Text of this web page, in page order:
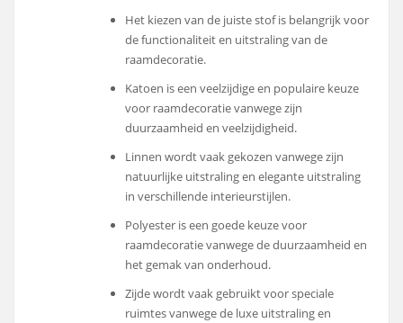
Het kiezen van de juiste stof is belangrijk voor
de functionaliteit en uitstraling van de
raamdecoratie.
Katoen is een veelzijdige en populaire keuze
voor raamdecoratie vanwege zijn
duurzaamheid en veelzijdigheid.
Linnen wordt vaak gekozen vanwege zijn
natuurlijke uitstraling en elegante uitstraling
in verschillende interieurstijlen.
Polyester is een goede keuze voor
raamdecoratie vanwege de duurzaamheid en
het gemak van onderhoud.
Zijde wordt vaak gebruikt voor speciale
ruimtes vanwege de luxe uitstraling en